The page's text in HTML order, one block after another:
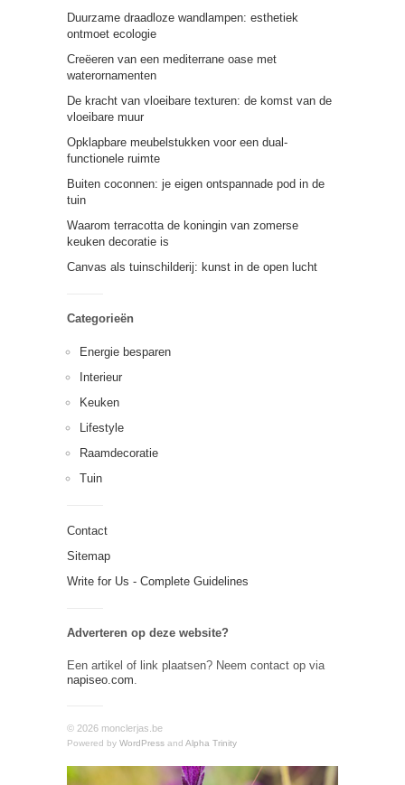
Duurzame draadloze wandlampen: esthetiek
ontmoet ecologie
Creëeren van een mediterrane oase met
waterornamenten
De kracht van vloeibare texturen: de komst van de
vloeibare muur
Opklapbare meubelstukken voor een dual-
functionele ruimte
Buiten coconnen: je eigen ontspannade pod in de
tuin
Waarom terracotta de koningin van zomerse
keuken decoratie is
Canvas als tuinschilderij: kunst in de open lucht
Categorieën
Energie besparen
Interieur
Keuken
Lifestyle
Raamdecoratie
Tuin
Contact
Sitemap
Write for Us - Complete Guidelines
Adverteren op deze website?
Een artikel of link plaatsen? Neem contact op via
napiseo.com.
© 2026 monclerjas.be
Powered by WordPress and Alpha Trinity